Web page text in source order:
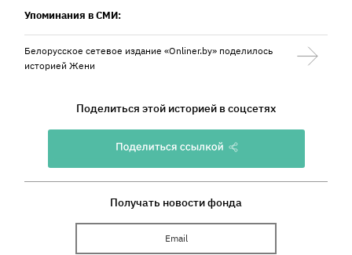
Упоминания в СМИ:
Белорусское сетевое издание «Onliner.by» поделилось
историей Жени
Поделиться этой историей в соцсетях
Получать новости фонда
Ваш Email